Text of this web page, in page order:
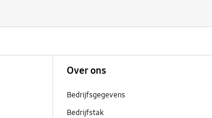
Over ons
Bedrijfsgegevens
Bedrijfstak